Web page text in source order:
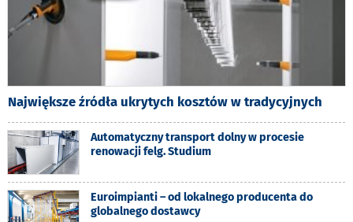
Największe źródła ukrytych kosztów w tradycyjnych
Automatyczny transport dolny w procesie
renowacji felg. Studium
Euroimpianti – od lokalnego producenta do
globalnego dostawcy